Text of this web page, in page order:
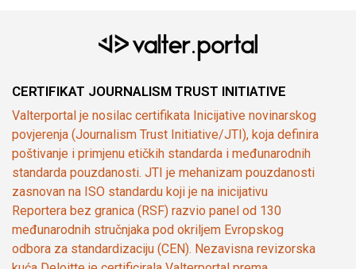
CERTIFIKAT JOURNALISM TRUST INITIATIVE
Valterportal je nosilac certifikata Inicijative novinarskog
povjerenja (Journalism Trust Initiative/JTI), koja definira
poštivanje i primjenu etičkih standarda i međunarodnih
standarda pouzdanosti. JTI je mehanizam pouzdanosti
zasnovan na ISO standardu koji je na inicijativu
Reportera bez granica (RSF) razvio panel od 130
međunarodnih stručnjaka pod okriljem Evropskog
odbora za standardizaciju (CEN). Nezavisna revizorska